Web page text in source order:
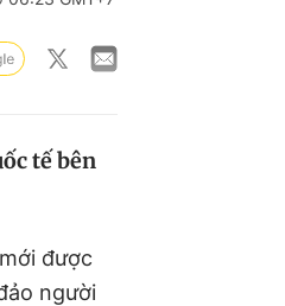
tế bên
được
người